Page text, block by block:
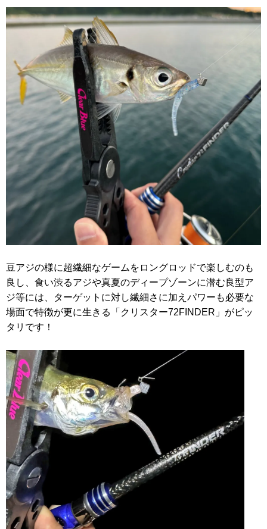
豆アジの様に超繊細なゲームをロングロッドで楽しむのも
良し、食い渋るアジや真夏のディープゾーンに潜む良型ア
ジ等には、ターゲットに対し繊細さに加えパワーも必要な
場面で特徴が更に生きる「クリスター72FINDER」がピッ
タリです！